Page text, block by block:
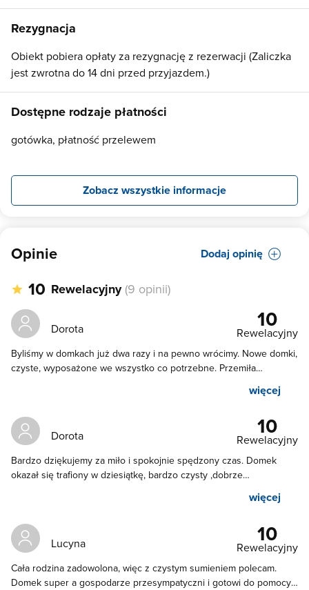
Rezygnacja
Obiekt pobiera opłaty za rezygnację z rezerwacji (Zaliczka
jest zwrotna do 14 dni przed przyjazdem.)
Dostępne rodzaje płatności
gotówka, płatność przelewem
Zobacz wszystkie informacje
Opinie Dodaj opinię
10 Rewelacyjny (9 opinii)
Dorota 10
Rewelacyjny
Byliśmy w domkach już dwa razy i na pewno wrócimy. Nowe domki,
czyste, wyposażone we wszystko co potrzebne. Przemiła
więcej
Dorota 10
Rewelacyjny
Bardzo dziękujemy za miło i spokojnie spędzony czas. Domek
okazał się trafiony w dziesiątkę, bardzo czysty ,dobrze
wyposażony w AGD. Okolica spokojna ,dużo przestrzeni i swobody
, oczywiście w okolicy wiele atrakcji do zwiedzania. Właściciele
jesteśmy zadowoleni i polecamy to miejsce.
więcej
Lucyna 10
Rewelacyjny
Cała rodzina zadowolona, więc z czystym sumieniem polecam.
Domek super a gospodarze przesympatyczni i gotowi do pomocy.